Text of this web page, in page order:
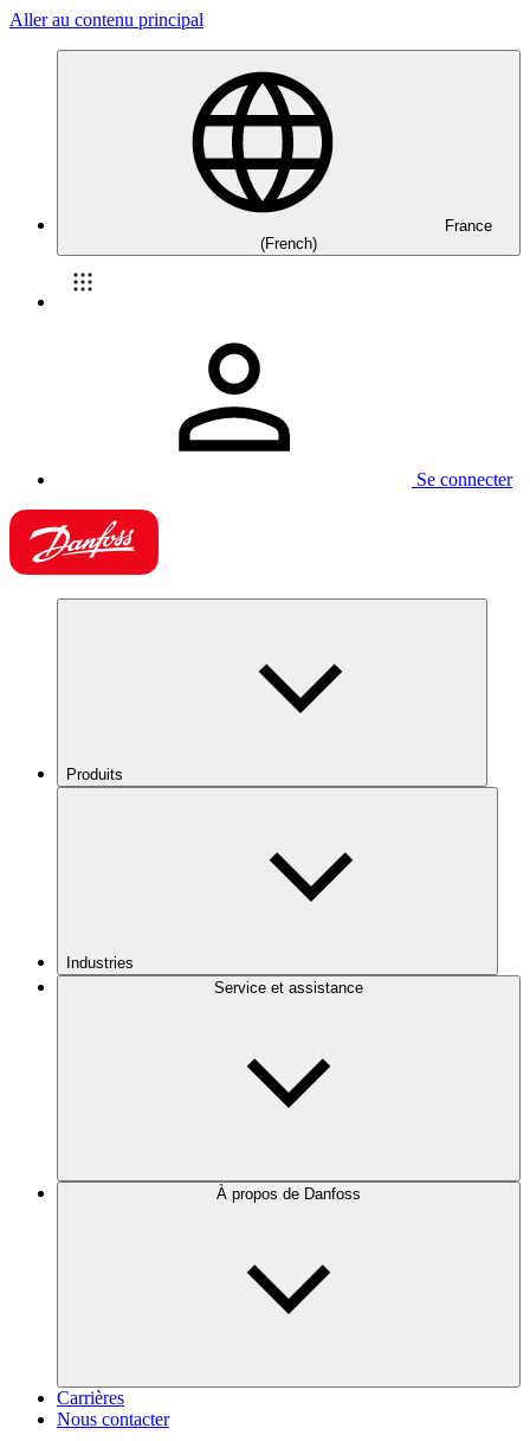
Aller au contenu principal
France
(French)
Se connecter
Produits
Industries
Service et assistance
À propos de Danfoss
Carrières
Nous contacter